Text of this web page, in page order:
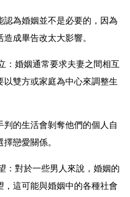
為婚姻並不是必要的，因為
成畢告改太大影響。
：婚姻通常要求夫妻之間相互
雙方或家庭為中心來調整生
的生活會剝奪他們的個人自
戀愛關係。
：對於一些男人來說，婚姻的
這可能與婚姻中的各種社會